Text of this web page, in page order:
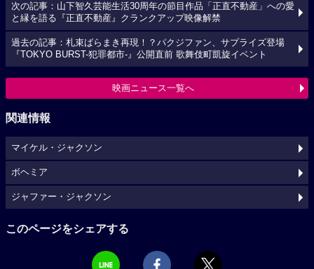
次の記事：山下智久芸能生活30周年の節目作品「正直不動産」への愛
と縁を語る『正直不動産』クランクアップ映像解禁
過去の記事：札束ばらまき再現！？パクジファン、サプライズ登場
『TOKYO BURST-犯罪都市-』公開直前 歌舞伎町凱旋イベント
映画ニュース一覧へ
関連情報
マイケル・ジャクソン
ボヘミア
ジャファー・ジャクソン
このページをシェアする